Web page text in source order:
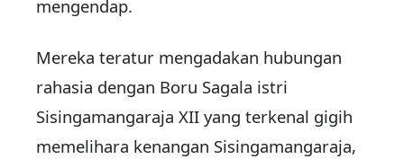
mengendap.
Mereka teratur mengadakan hubungan
rahasia dengan Boru Sagala istri
Sisingamangaraja XII yang terkenal gigih
memelihara kenangan Sisingamangaraja,